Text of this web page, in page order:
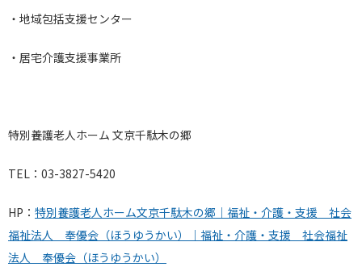
・地域包括支援センター
・居宅介護支援事業所
特別養護老人ホーム 文京千駄木の郷
TEL：03-3827-5420
HP： 特別養護老人ホーム文京千駄木の郷｜福祉・介護・支援 社会
福祉法人 奉優会（ほうゆうかい）｜福祉・介護・支援 社会福祉
法人 奉優会（ほうゆうかい）